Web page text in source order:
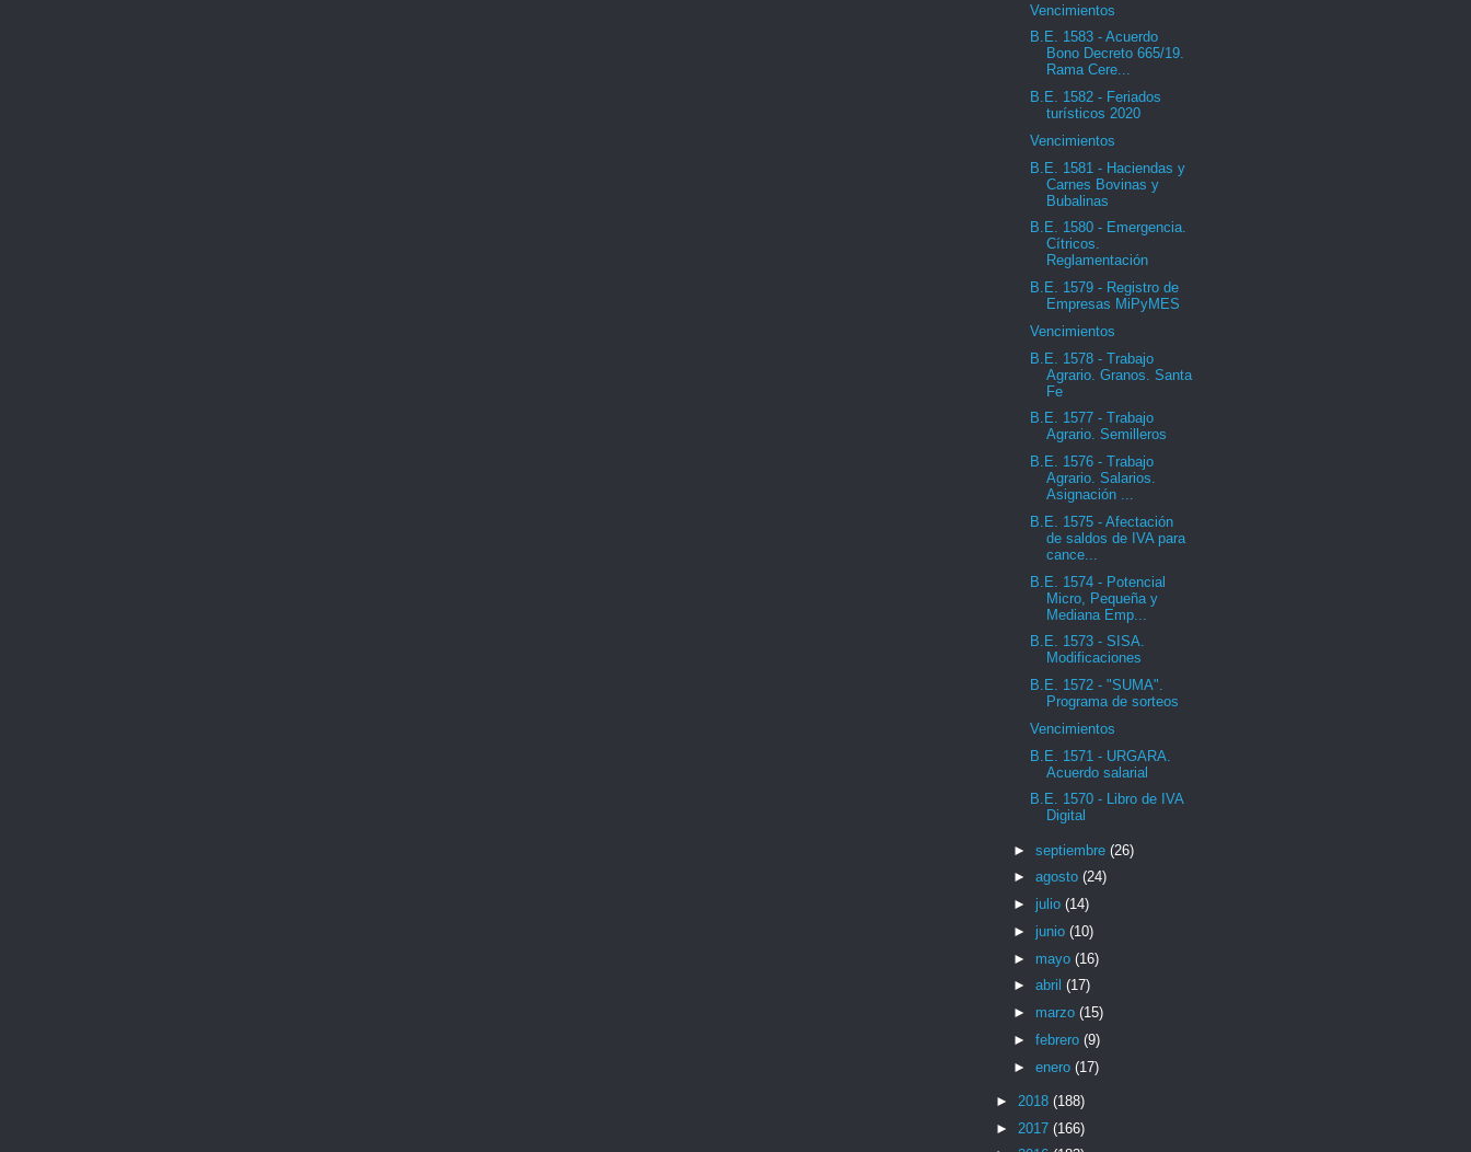
Vencimientos
B.E. 1583 - Acuerdo
Bono Decreto 665/19.
Rama Cere...
B.E. 1582 - Feriados
turísticos 2020
Vencimientos
B.E. 1581 - Haciendas y
Carnes Bovinas y
Bubalinas
B.E. 1580 - Emergencia.
Cítricos.
Reglamentación
B.E. 1579 - Registro de
Empresas MiPyMES
Vencimientos
B.E. 1578 - Trabajo
Agrario. Granos. Santa
Fe
B.E. 1577 - Trabajo
Agrario. Semilleros
B.E. 1576 - Trabajo
Agrario. Salarios.
Asignación ...
B.E. 1575 - Afectación
de saldos de IVA para
cance...
B.E. 1574 - Potencial
Micro, Pequeña y
Mediana Emp...
B.E. 1573 - SISA.
Modificaciones
B.E. 1572 - "SUMA".
Programa de sorteos
Vencimientos
B.E. 1571 - URGARA.
Acuerdo salarial
B.E. 1570 - Libro de IVA
Digital
► septiembre (26)
► agosto (24)
► julio (14)
► junio (10)
► mayo (16)
► abril (17)
► marzo (15)
► febrero (9)
► enero (17)
► 2018 (188)
► 2017 (166)